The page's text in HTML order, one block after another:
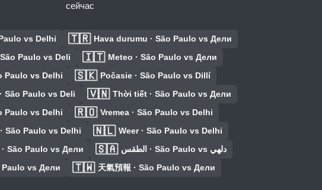
сейчас
vs Delhi 🇹🇷 Hava durumu · São Paulo vs Дели
Paulo vs Deli 🇮🇹 Meteo · São Paulo vs Дели
Paulo vs Delhi 🇸🇰 Počasie · São Paulo vs Dillí
São Paulo vs Deli 🇻🇳 Thời tiết · São Paulo vs Дели
Paulo vs Delhi 🇷🇴 Vremea · São Paulo vs Delhi
São Paulo vs Delhi 🇳🇱 Weer · São Paulo vs Delhi
São Paulo vs Дели 🇸🇦 الطقس · São Paulo vs دلهي
Paulo vs Дели 🇹🇼 天氣預報 · São Paulo vs Дели